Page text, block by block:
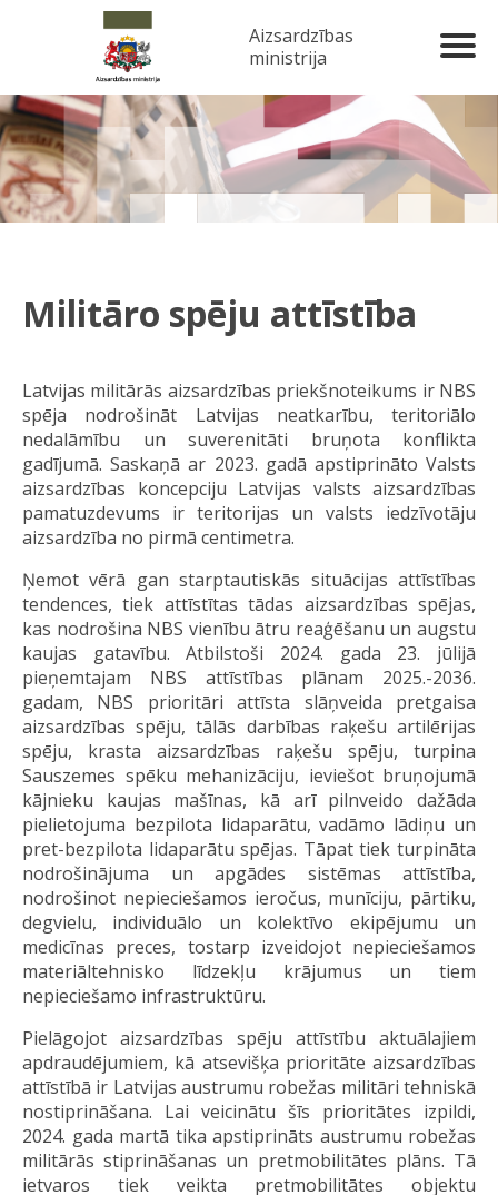
Aizsardzības
ministrija
Militāro spēju attīstība
Latvijas militārās aizsardzības priekšnoteikums ir NBS
spēja nodrošināt Latvijas neatkarību, teritoriālo
nedalāmību un suverenitāti bruņota konflikta
gadījumā. Saskaņā ar 2023. gadā apstiprināto Valsts
aizsardzības koncepciju Latvijas valsts aizsardzības
pamatuzdevums ir teritorijas un valsts iedzīvotāju
aizsardzība no pirmā centimetra.
Ņemot vērā gan starptautiskās situācijas attīstības
tendences, tiek attīstītas tādas aizsardzības spējas,
kas nodrošina NBS vienību ātru reaģēšanu un augstu
kaujas gatavību. Atbilstoši 2024. gada 23. jūlijā
pieņemtajam NBS attīstības plānam 2025.-2036.
gadam, NBS prioritāri attīsta slāņveida pretgaisa
aizsardzības spēju, tālās darbības raķešu artilērijas
spēju, krasta aizsardzības raķešu spēju, turpina
Sauszemes spēku mehanizāciju, ieviešot bruņojumā
kājnieku kaujas mašīnas, kā arī pilnveido dažāda
pielietojuma bezpilota lidaparātu, vadāmo lādiņu un
pret-bezpilota lidaparātu spējas. Tāpat tiek turpināta
nodrošinājuma un apgādes sistēmas attīstība,
nodrošinot nepieciešamos ieročus, munīciju, pārtiku,
degvielu, individuālo un kolektīvo ekipējumu un
medicīnas preces, tostarp izveidojot nepieciešamos
materiāltehnisko līdzekļu krājumus un tiem
nepieciešamo infrastruktūru.
Pielāgojot aizsardzības spēju attīstību aktuālajiem
apdraudējumiem, kā atsevišķa prioritāte aizsardzības
attīstībā ir Latvijas austrumu robežas militāri tehniskā
nostiprināšana. Lai veicinātu šīs prioritātes izpildi,
2024. gada martā tika apstiprināts austrumu robežas
militārās stiprināšanas un pretmobilitātes plāns. Tā
ietvaros tiek veikta pretmobilitātes objektu